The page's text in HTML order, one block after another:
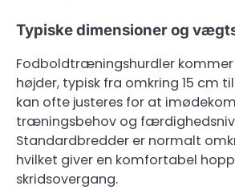
Typiske dimensioner og
Fodboldtræningshurdler kommer
højder, typisk fra omkring 15 cm
kan ofte justeres for at
træningsbehov og
Standardbredder er normalt
hvilket giver en komfortabel
skridsovergang.